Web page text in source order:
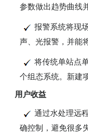
参数做出趋势曲线
报警系统将现
声、光报警，并能
将传统单站点
个组态系统。新建
用户收益
通过水处理远
确控制，避免很多